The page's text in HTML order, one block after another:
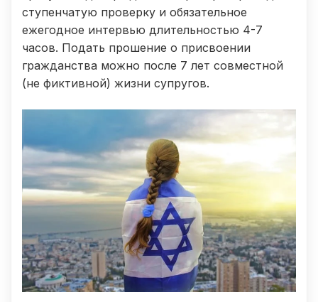
ступенчатую проверку и обязательное
ежегодное интервью длительностью 4-7
часов. Подать прошение о присвоении
гражданства можно после 7 лет совместной
(не фиктивной) жизни супругов.